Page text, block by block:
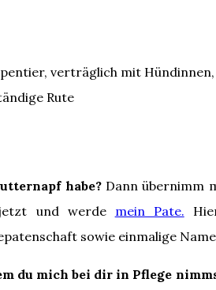
verträglich mit
Rute
habe? Dann übernimm
und werde mein Pate.
sowie einmalige
du mich bei dir in Pflege